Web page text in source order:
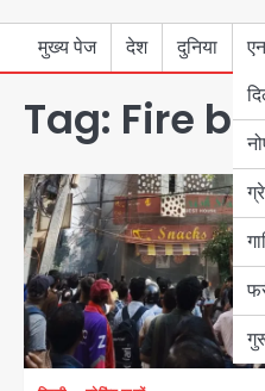
मुख्य पेज देश दुनिया
Tag: Fire